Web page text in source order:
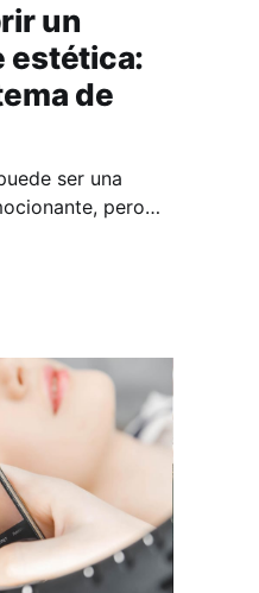
un
estética:
de
ser una
pero